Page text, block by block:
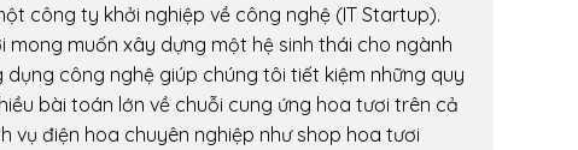
công ty khởi nghiệp về công nghệ (IT Startup).
mong muốn xây dựng một hệ sinh thái cho ngành
công nghệ giúp chúng tôi tiết kiệm những quy
bài toán lớn về chuỗi cung ứng hoa tươi trên cả
điện hoa chuyên nghiệp như shop hoa tươi